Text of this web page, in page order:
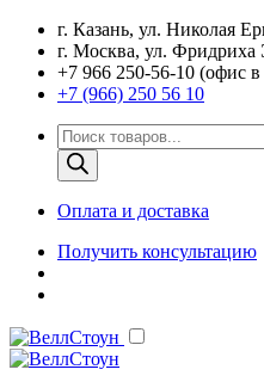
г. Казань, ул. Николая
г. Москва, ул. Фридриха
+7 966 250-56-10 (офис в
+7 (966) 250 56 10
Поиск
товаров
Оплата и доставка
Получить консультацию